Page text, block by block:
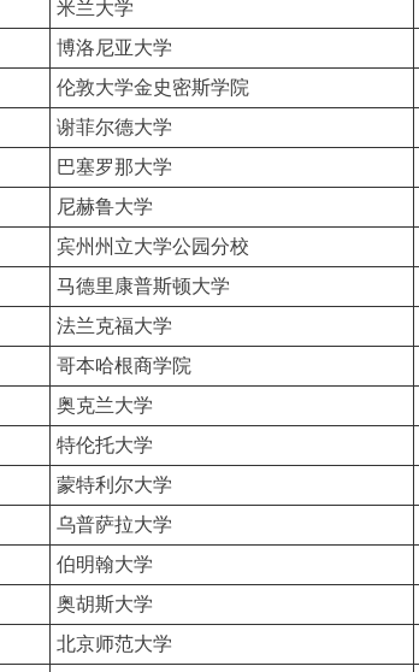
米兰大学
博洛尼亚大学
伦敦大学金史密斯学院
谢菲尔德大学
巴塞罗那大学
尼赫鲁大学
宾州州立大学公园分校
马德里康普斯顿大学
法兰克福大学
哥本哈根商学院
奥克兰大学
特伦托大学
蒙特利尔大学
乌普萨拉大学
伯明翰大学
奥胡斯大学
北京师范大学